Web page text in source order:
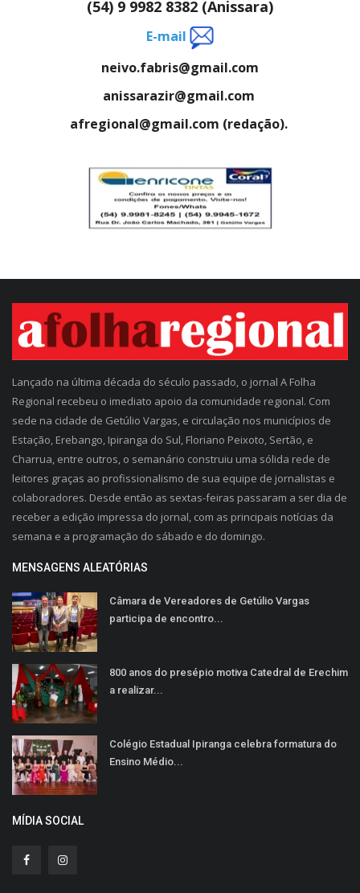
(54) 9 9982 8382 (Anissara)
E-mail
neivo.fabris@gmail.com
anissarazir@gmail.com
afregional@gmail.com (redação).
Lançado na última década do século passado, o jornal A Folha
Regional recebeu o imediato apoio da comunidade regional. Com
sede na cidade de Getúlio Vargas, e circulação nos municípios de
Estação, Erebango, Ipiranga do Sul, Floriano Peixoto, Sertão, e
Charrua, entre outros, o semanário construiu uma sólida rede de
leitores graças ao profissionalismo de sua equipe de jornalistas e
colaboradores. Desde então as sextas-feiras passaram a ser dia de
receber a edição impressa do jornal, com as principais notícias da
semana e a programação do sábado e do domingo.
MENSAGENS ALEATÓRIAS
Câmara de Vereadores de Getúlio Vargas
participa de encontro...
800 anos do presépio motiva Catedral de Erechim
a realizar...
Colégio Estadual Ipiranga celebra formatura do
Ensino Médio...
MÍDIA SOCIAL